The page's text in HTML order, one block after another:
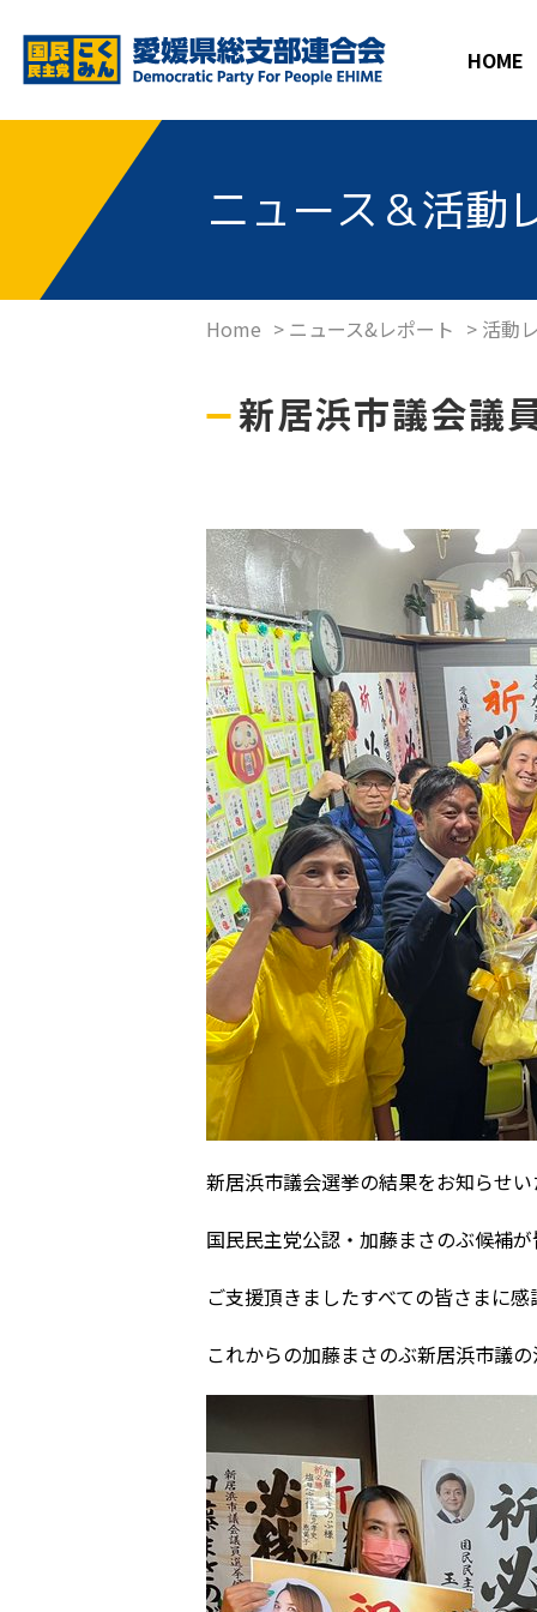
HOME
ニュース＆活動
Home > ニュース&レポート > 活動
新居浜市議会議
新居浜市議会選挙の結果をお知らせ
国民民主党公認・加藤まさのぶ候補
ご支援頂きましたすべての皆さまに
これからの加藤まさのぶ新居浜市議